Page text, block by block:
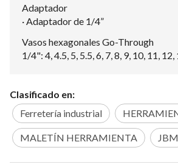
Adaptador
· Adaptador de 1/4”
Vasos hexagonales Go-Through
1/4": 4, 4.5, 5, 5.5, 6, 7, 8, 9, 10, 11,
Clasificado en:
Ferretería industrial
MALETÍN HERRAMIENTA JBM